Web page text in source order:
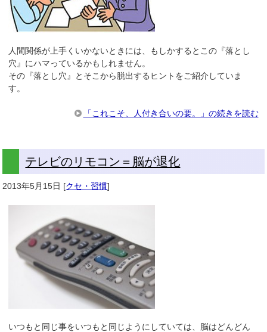
人間関係が上手くいかないときには、もしかするとこの『落とし
穴』にハマっているかもしれません。
その『落とし穴』とそこから脱出するヒントをご紹介していま
す。
「これこそ、人付き合いの要。」の続きを読む
テレビのリモコン＝脳が退化
2013年5月15日 [クセ・習慣]
いつもと同じ事をいつもと同じようにしていては、脳はどんどん